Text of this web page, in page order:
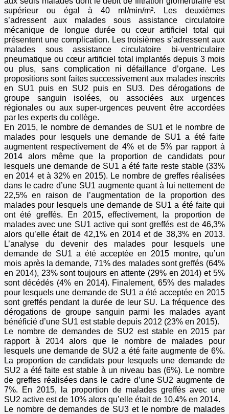
supérieur ou égal à 40 ml/min/m². Les deuxièmes
s’adressent aux malades sous assistance circulatoire
mécanique de longue durée ou cœur artificiel total qui
présentent une complication. Les troisièmes s’adressent aux
malades sous assistance circulatoire bi-ventriculaire
pneumatique ou cœur artificiel total implantés depuis 3 mois
ou plus, sans complication ni défaillance d’organe. Les
propositions sont faites successivement aux malades inscrits
en SU1 puis en SU2 puis en SU3. Des dérogations de
groupe sanguin isolées, ou associées aux urgences
régionales ou aux super-urgences peuvent être accordées
par les experts du collège.
En 2015, le nombre de demandes de SU1 et le nombre de
malades pour lesquels une demande de SU1 a été faite
augmentent respectivement de 4% et de 5% par rapport à
2014 alors même que la proportion de candidats pour
lesquels une demande de SU1 a été faite reste stable (33%
en 2014 et à 32% en 2015). Le nombre de greffes réalisées
dans le cadre d’une SU1 augmente quant à lui nettement de
22,5% en raison de l’augmentation de la proportion des
malades pour lesquels une demande de SU1 a été faite qui
ont été greffés. En 2015, effectivement, la proportion de
malades avec une SU1 active qui sont greffés est de 46,3%
alors qu’elle était de 42,1% en 2014 et de 38,3% en 2013.
L’analyse du devenir des malades pour lesquels une
demande de SU1 a été acceptée en 2015 montre, qu’un
mois après la demande, 71% des malades sont greffés (64%
en 2014), 23% sont toujours en attente (29% en 2014) et 5%
sont décédés (4% en 2014). Finalement, 65% des malades
pour lesquels une demande de SU1 a été acceptée en 2015
sont greffés pendant la durée de leur SU. La fréquence des
dérogations de groupe sanguin parmi les malades ayant
bénéficié d’une SU1 est stable depuis 2012 (23% en 2015).
Le nombre de demandes de SU2 est stable en 2015 par
rapport à 2014 alors que le nombre de malades pour
lesquels une demande de SU2 a été faite augmente de 6%.
La proportion de candidats pour lesquels une demande de
SU2 a été faite est stable à un niveau bas (6%). Le nombre
de greffes réalisées dans le cadre d’une SU2 augmente de
7%. En 2015, la proportion de malades greffés avec une
SU2 active est de 10% alors qu’elle était de 10,4% en 2014.
Le nombre de demandes de SU3 et le nombre de malades